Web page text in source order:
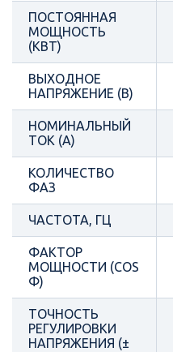
ПОСТОЯННАЯ
МОЩНОСТЬ
(КВТ)
ВЫХОДНОЕ
НАПРЯЖЕНИЕ (В)
НОМИНАЛЬНЫЙ
ТОК (А)
КОЛИЧЕСТВО
ФАЗ
ЧАСТОТА, ГЦ
ФАКТОР
МОЩНОСТИ (COS
Φ)
ТОЧНОСТЬ
РЕГУЛИРОВКИ
НАПРЯЖЕНИЯ (±